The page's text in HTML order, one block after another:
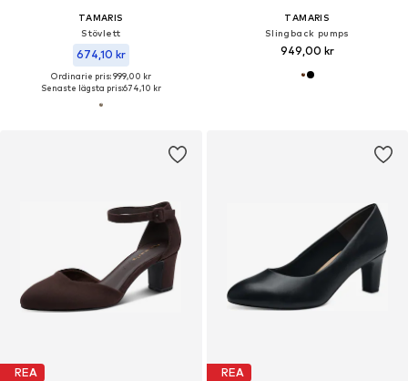
TAMARIS
Stövlett
674,10 kr
Ordinarie pris: 999,00 kr
Senaste lägsta pris:674,10 kr
TAMARIS
Slingback pumps
949,00 kr
REA REA